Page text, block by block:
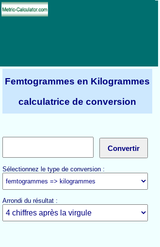
Femtogrammes en Kilogrammes
calculatrice de conversion
Sélectionnez le type de conversion :
Arrondi du résultat :